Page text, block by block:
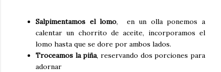
Salpimentamos el lomo, en un olla ponemos a
calentar un chorrito de aceite, incorporamos el
lomo hasta que se dore por ambos lados.
Troceamos la piña, reservando dos porciones para
adornar